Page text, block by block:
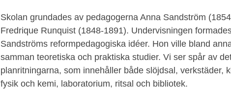
Skolan grundades av pedagogerna Anna Sandström
Fredrique Runquist (1848-1891). Undervisningen
Sandströms reformpedagogiska idéer. Hon ville bland
samman teoretiska och praktiska studier. Vi ser spår av
planritningarna, som innehåller både slöjdsal, verkstäder,
fysik och kemi, laboratorium, ritsal och bibliotek.